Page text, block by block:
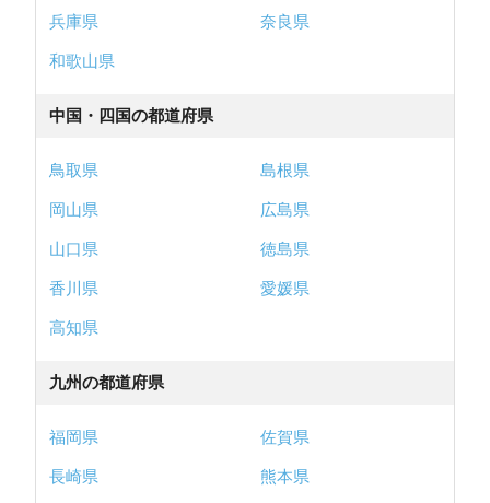
兵庫県
奈良県
和歌山県
中国・四国の都道府県
鳥取県
島根県
岡山県
広島県
山口県
徳島県
香川県
愛媛県
高知県
九州の都道府県
福岡県
佐賀県
長崎県
熊本県